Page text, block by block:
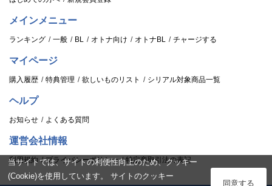
メインメニュー
ランキング 一般 BL オトナ向け オトナBL チャージする
マイページ
購入履歴 特典管理 欲しいものリスト シリアル対象商品一覧
ヘルプ
お知らせ よくある質問
運営会社情報
利用規約 プライバシーポリシー 特定商取引法の表記
当サイトでは、サイトの利便性向上のため、クッキー
(Cookie)を使用しています。 サイトのクッキー
同意する